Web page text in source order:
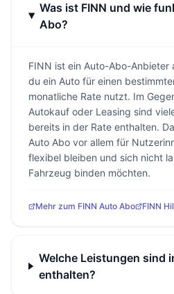
Was ist FINN und wie
Abo?
FINN ist ein Auto-Abo-Anbieter
du ein Auto für einen
monatliche Rate nutzt. Im
Autokauf oder Leasing sind
bereits in der Rate enthalten.
Auto Abo vor allem für
flexibel bleiben und sich nicht
Fahrzeug binden möchten.
Mehr zum FINN Auto Abo FINN
Welche Leistungen sind
enthalten?